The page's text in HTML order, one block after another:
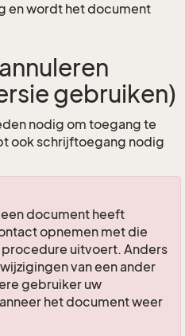
en wordt het document
gebruiken)
nodig om toegang te
ook schrijftoegang nodig
document heeft
opnemen met die
uitvoert. Anders
van een ander
gebruiker uw
het document weer